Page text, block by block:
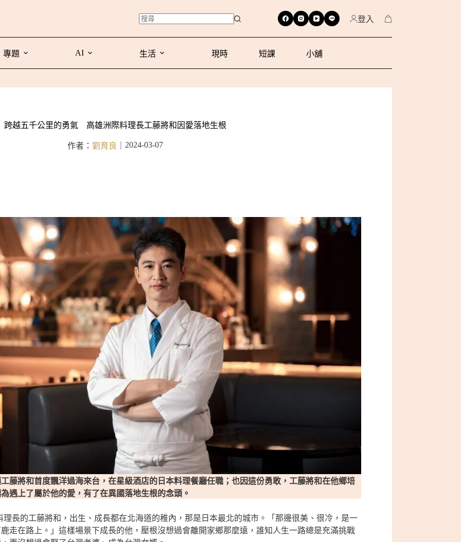
登入
專題 AI 生活 現時 短課 小舖
跨越五千公里的勇氣 高雄洲際料理長工藤將和因愛落地生根
作者： 劉育良 2024-03-07
藤將和首度飄洋過海來台，在星級酒店的日本料理餐廳任職；也因這份勇敢，工藤將和在他鄉培
遇上了屬於他的愛，有了在異國落地生根的念頭。
長的工藤將和，出生、成長都在北海道的稚內，那是日本最北的城市。「那邊很美、很冷，是一
走在路上。」這樣場景下成長的他，壓根沒想過會離開家鄉那麼遠，誰知人生一路總是充滿挑戰